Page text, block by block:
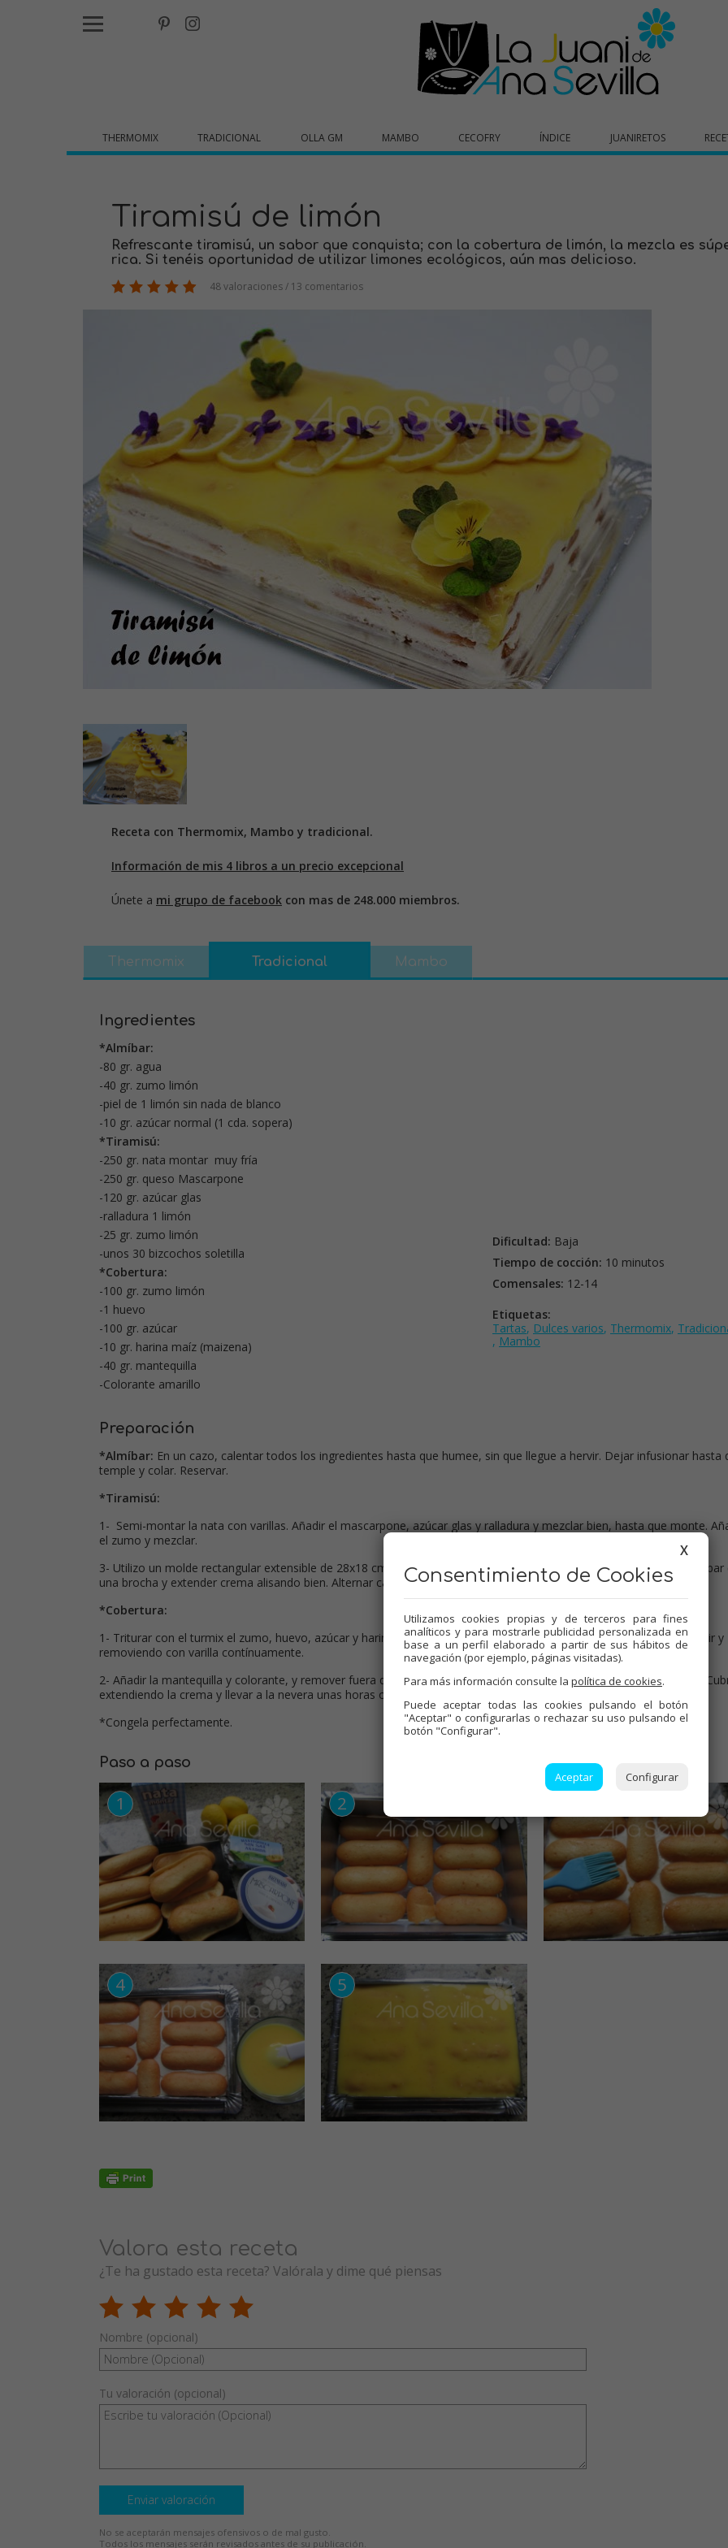
THERMOMIX TRADICIONAL OLLA GM MAMBO CECOFRY ÍNDICE JUANIRETOS
Tiramisú de limón
Refrescante tiramisú, un sabor que conquista; con la cobertura de limón, la mezcla es
rica. Si tenéis oportunidad de utilizar limones ecológicos, aún mas delicioso.
48 valoraciones / 13 comentarios
Receta con Thermomix, Mambo y tradicional.
Información de mis 4 libros a un precio excepcional
Únete a mi grupo de facebook con mas de 248.000 miembros.
Thermomix Tradicional Mambo
Ingredientes
*Almíbar:
-80 gr. agua
-40 gr. zumo limón
-piel de 1 limón sin nada de blanco
-10 gr. azúcar normal (1 cda. sopera)
*Tiramisú:
-250 gr. nata montar muy fría
-250 gr. queso Mascarpone
-120 gr. azúcar glas
-ralladura 1 limón
-25 gr. zumo limón
-unos 30 bizcochos soletilla
*Cobertura:
-100 gr. zumo limón
-1 huevo
-100 gr. azúcar
-10 gr. harina maíz (maizena)
-40 gr. mantequilla
-Colorante amarillo
Dificultad: Baja
Tiempo de cocción: 10 minutos
Comensales: 12-14
Etiquetas:
Tartas, Dulces varios, Thermomix,
, Mambo
Preparación
*Almíbar: En un cazo, calentar todos los ingredientes hasta que humee, sin que llegue a hervir. Dejar infusionar hasta
temple y colar. Reservar.
*Tiramisú:
1- Semi-montar la nata con varillas. Añadir el mascarpone, azúcar glas y ralladura y mezclar bien, hasta que monte.
el zumo y mezclar.
3- Utilizo un molde rectangular extensible de 28x18 cm. Colocar una capa de bizcochos, emborracharlas con el almíbar
una brocha y extender crema alisando bien. Alternar capas y terminar con bizcochos.
*Cobertura:
1- Triturar con el turmix el zumo, huevo, azúcar y harina, llevar a fuego bajo hasta que espese, sin que llegue a hervir y
removiendo con varilla contínuamente.
2- Añadir la mantequilla y colorante, y remover fuera del fuego hasta que se disuelva la mantequilla. Dejar templar.
extendiendo la crema y llevar a la nevera unas horas o de un día para otro.
*Congela perfectamente.
Paso a paso
Valora esta receta
¿Te ha gustado esta receta? Valórala y dime qué piensas
Nombre (opcional)
Tu valoración (opcional)
Enviar valoración
No se aceptarán mensajes ofensivos o de mal gusto.
Todos los mensajes serán revisados antes de su publicación.
X
Consentimiento de Cookies
Utilizamos cookies propias y de terceros para fines
analíticos y para mostrarle publicidad personalizada en
base a un perfil elaborado a partir de sus hábitos de
navegación (por ejemplo, páginas visitadas).
Para más información consulte la política de cookies.
Puede aceptar todas las cookies pulsando el botón
"Aceptar" o configurarlas o rechazar su uso pulsando el
botón "Configurar".
Aceptar Configurar